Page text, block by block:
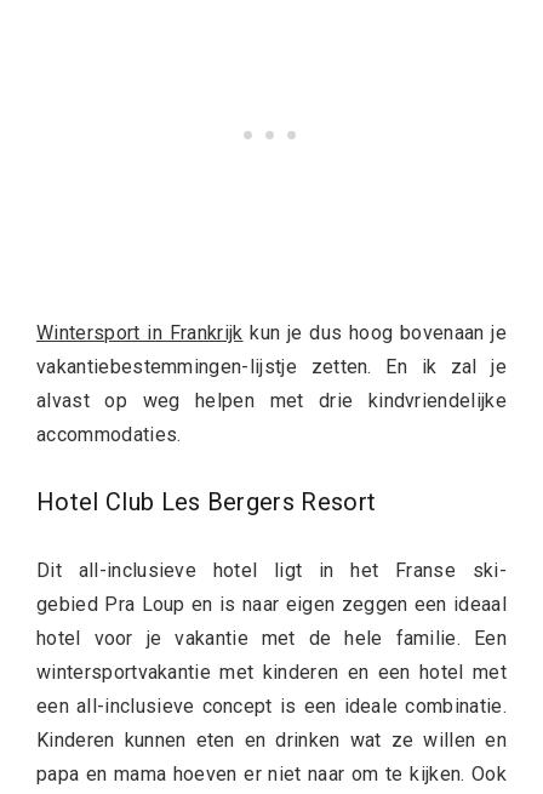
Wintersport in Frankrijk kun je dus hoog bovenaan je
vakantiebestemmingen-lijstje zetten. En ik zal je
alvast op weg helpen met drie kindvriendelijke
accommodaties.
Hotel Club Les Bergers Resort
Dit all-inclusieve hotel ligt in het Franse ski-
gebied Pra Loup en is naar eigen zeggen een ideaal
hotel voor je vakantie met de hele familie. Een
wintersportvakantie met kinderen en een hotel met
een all-inclusieve concept is een ideale combinatie.
Kinderen kunnen eten en drinken wat ze willen en
papa en mama hoeven er niet naar om te kijken. Ook